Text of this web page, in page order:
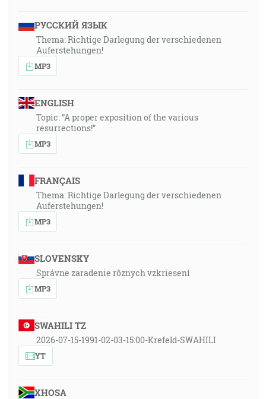
РУССКИЙ ЯЗЫК
Thema: Richtige Darlegung der verschiedenen
Auferstehungen!
MP3
ENGLISH
Topic: “A proper exposition of the various
resurrections!”
MP3
FRANÇAIS
Thema: Richtige Darlegung der verschiedenen
Auferstehungen!
MP3
SLOVENSKY
Správne zaradenie rôznych vzkriesení
MP3
SWAHILI TZ
2026-07-15-1991-02-03-15:00-Krefeld-SWAHILI
YT
XHOSA